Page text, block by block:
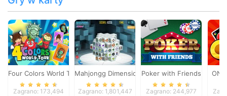
Four Colors World Tour
Zagrano: 173,494
Mahjongg Dimensions
Zagrano: 1,801,447
Poker with Friends
Zagrano: 244,977